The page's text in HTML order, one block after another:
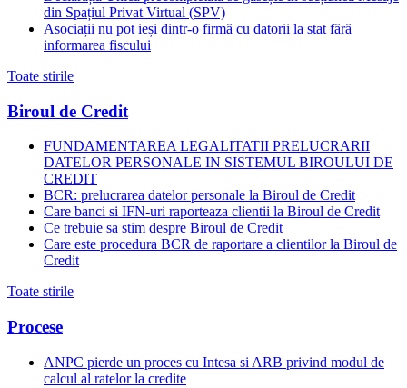
din Spațiul Privat Virtual (SPV)
Asociații nu pot ieși dintr-o firmă cu datorii la stat fără
informarea fiscului
Toate stirile
Biroul de Credit
FUNDAMENTAREA LEGALITATII PRELUCRARII
DATELOR PERSONALE IN SISTEMUL BIROULUI DE
CREDIT
BCR: prelucrarea datelor personale la Biroul de Credit
Care banci si IFN-uri raporteaza clientii la Biroul de Credit
Ce trebuie sa stim despre Biroul de Credit
Care este procedura BCR de raportare a clientilor la Biroul de
Credit
Toate stirile
Procese
ANPC pierde un proces cu Intesa si ARB privind modul de
calcul al ratelor la credite